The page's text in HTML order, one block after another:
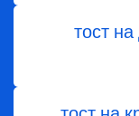
тост